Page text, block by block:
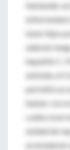
Santander
enfermedad
tener hijos
además
hepatitis C.
antisida, el
permitió
hablar con
cuáles eran
unidad de
aconsejaran